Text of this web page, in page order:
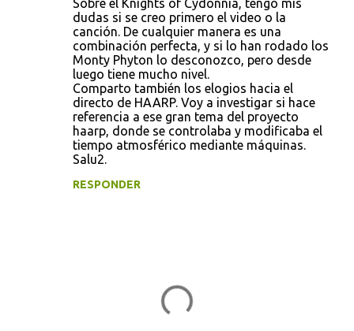
Sobre el Knights of Cydonnia, tengo mis
dudas si se creo primero el video o la
canción. De cualquier manera es una
combinación perfecta, y si lo han rodado los
Monty Phyton lo desconozco, pero desde
luego tiene mucho nivel.
Comparto también los elogios hacia el
directo de HAARP. Voy a investigar si hace
referencia a ese gran tema del proyecto
haarp, donde se controlaba y modificaba el
tiempo atmosférico mediante máquinas.
Salu2.
RESPONDER